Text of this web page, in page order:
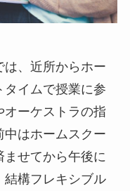
、近所からホー
タイムで授業に参
オーケストラの指
はホームスクー
ませてから午後に
結構フレキシブル